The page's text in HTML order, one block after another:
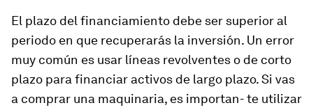
El plazo del financiamiento debe ser superior al
periodo en que recuperarás la inversión. Un error
muy común es usar líneas revolventes o de corto
plazo para financiar activos de largo plazo. Si vas
a comprar una maquinaria, es importan- te utilizar